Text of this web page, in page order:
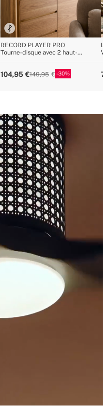
RECORD PLAYER PRO
Tourne-disque avec 2 haut-
104,95 149,95 30